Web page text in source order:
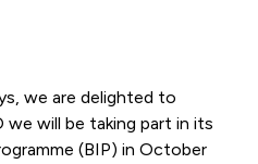
, we are delighted to
will be taking part in its
(BIP) in October